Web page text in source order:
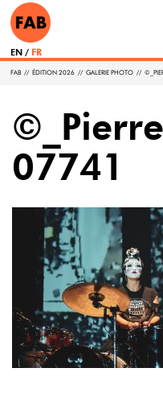
EN FR
FAB // ÉDITION 2026 // GALERIE PHOTO //
07741